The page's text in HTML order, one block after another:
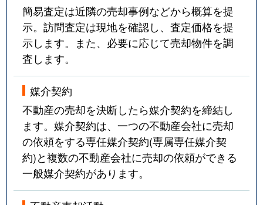
簡易査定は近隣の売却事例などから概算を提
示。訪問査定は現地を確認し、査定価格を提
示します。また、必要に応じて売却物件を調
査します。
媒介契約
不動産の売却を決断したら媒介契約を締結し
ます。媒介契約は、一つの不動産会社に売却
の依頼をする専任媒介契約(専属専任媒介契
約)と複数の不動産会社に売却の依頼ができる
一般媒介契約があります。